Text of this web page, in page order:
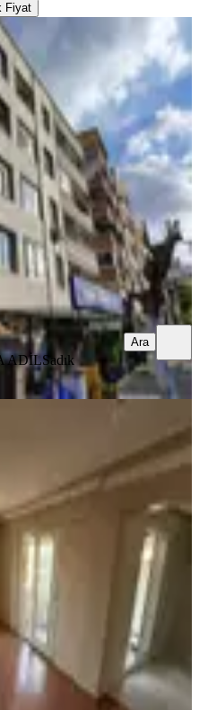
Fiyat
Bulvarı Cadde Üstü
Mahallesi
Kat· 05.08.2026
ADİLSadık
Ara
Mahallesi
Kat ·22.07.2026